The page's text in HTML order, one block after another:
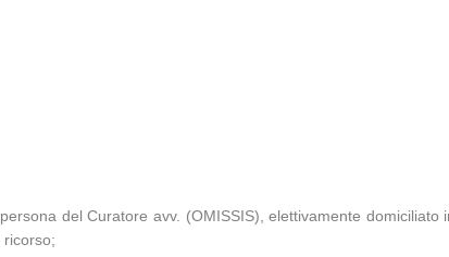
del Curatore avv. (OMISSIS), elettivamente
ricorso;